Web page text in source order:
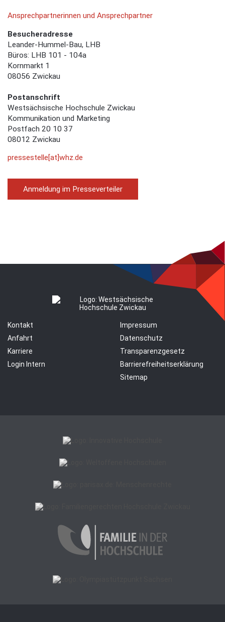
Ansprechpartnerinnen und Ansprechpartner
Besucheradresse
Leander-Hummel-Bau, LHB
Büros: LHB 101 - 104a
Kornmarkt 1
08056 Zwickau
Postanschrift
Westsächsische Hochschule Zwickau
Kommunikation und Marketing
Postfach 20 10 37
08012 Zwickau
pressestelle[at]whz.de
Anmeldung im Presseverteiler
Kontakt
Anfahrt
Karriere
Login Intern
Impressum
Datenschutz
Transparenzgesetz
Barrierefreiheitserklärung
Sitemap